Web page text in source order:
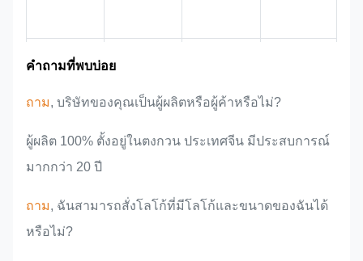
ประสบการณ์
บริเวณตลาด
คำถามที่พบบ่อย
ถาม, บริษัทของคุณเป็นผู้ผลิตหรือผู้ค้าหรือไม่?
ผู้ผลิต 100% ตั้งอยู่ในตงกวน ประเทศจีน มีประสบการณ์
มากกว่า 20 ปี
ถาม, ฉันสามารถสั่งโลโก้ที่มีโลโก้และขนาดของฉันได้
หรือไม่?